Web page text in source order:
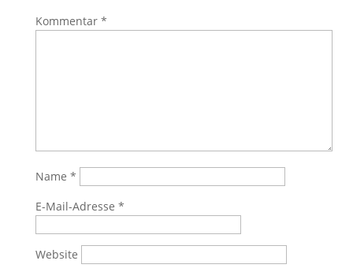
Kommentar *
Name *
E-Mail-Adresse *
Website